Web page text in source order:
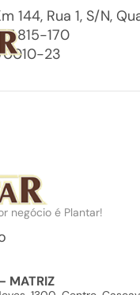
144, Rua 1, S/N,
170
0010-23
negócio é Plantar!
MATRIZ